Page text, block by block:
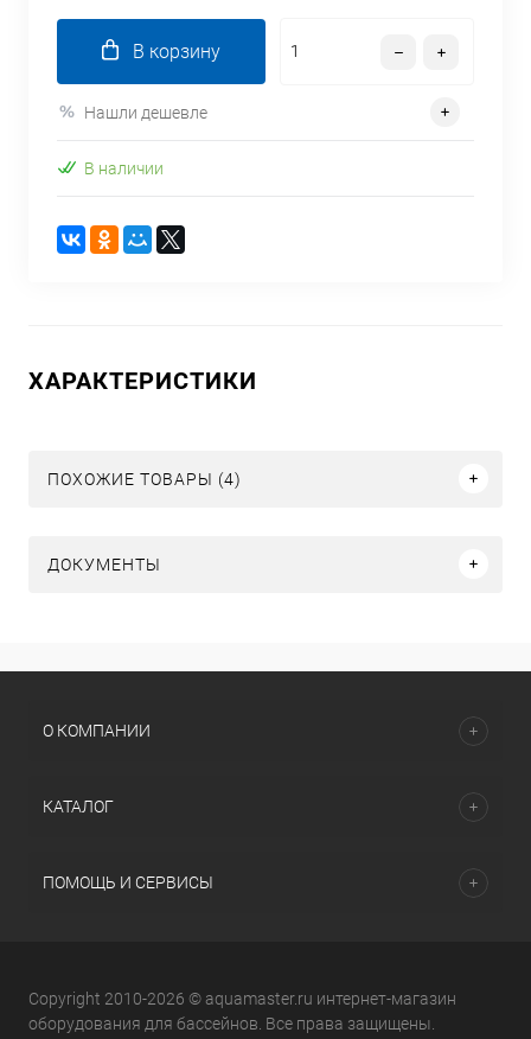
В корзину
Нашли дешевле
В наличии
ХАРАКТЕРИСТИКИ
ПОХОЖИЕ ТОВАРЫ (4)
ДОКУМЕНТЫ
О КОМПАНИИ
КАТАЛОГ
ПОМОЩЬ И СЕРВИСЫ
Copyright 2010-2026 © aquamaster.ru интернет-магазин
оборудования для бассейнов. Все права защищены.